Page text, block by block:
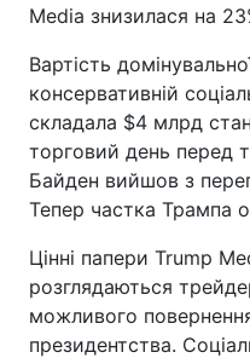
Media знизилася на
Вартість
консервативній
складала $4 млрд
торговий день перед
Байден вийшов з
Тепер частка Трампа
Цінні папери Trump
розглядаються
можливого
президентства.